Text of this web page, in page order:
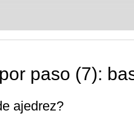
paso (7):
ajedrez?